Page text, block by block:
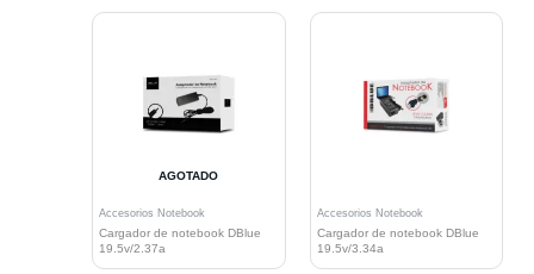
AGOTADO
Accesorios Notebook
Cargador de notebook DBlue
19.5v/2.37a
Accesorios Notebook
Cargador de notebook DBlue
19.5v/3.34a